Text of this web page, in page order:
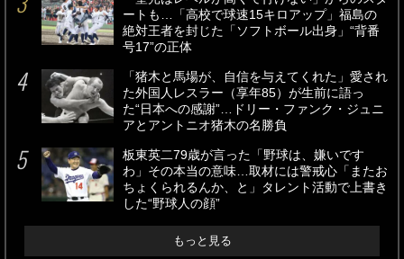
ートも…「高校で球速15キロアップ」福島の
絶対王者を封じた「ソフトボール出身」“背番
号17”の正体
「猪木と馬場が、自信を与えてくれた」愛され
た外国人レスラー（享年85）が生前に語っ
た“日本への感謝”…ドリー・ファンク・ジュニ
アとアントニオ猪木の名勝負
板東英二79歳が言った「野球は、嫌いです
わ」その本当の意味…取材には警戒心「またお
ちょくられるんか、と」タレント活動で上書き
した“野球人の顔”
もっと見る